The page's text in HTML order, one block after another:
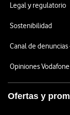
Legal y regulatorio
Sostenibilidad
Canal de denuncias
Opiniones Vodafone
Ofertas y